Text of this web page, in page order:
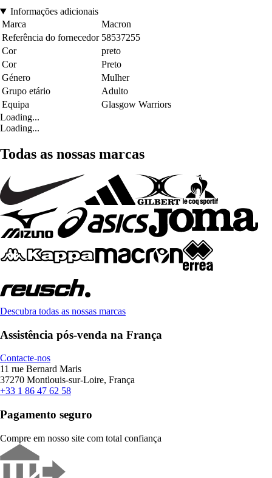
Informações adicionais
Marca
Macron
Referência do fornecedor 58537255
Cor
preto
Cor
Preto
Género
Mulher
Grupo etário
Adulto
Equipa
Glasgow Warriors
Loading...
Loading...
Todas as nossas marcas
Descubra todas as nossas marcas
Assistência pós-venda na França
Contacte-nos
11 rue Bernard Maris
37270 Montlouis-sur-Loire, França
+33 1 86 47 62 58
Pagamento seguro
Compre em nosso site com total confiança